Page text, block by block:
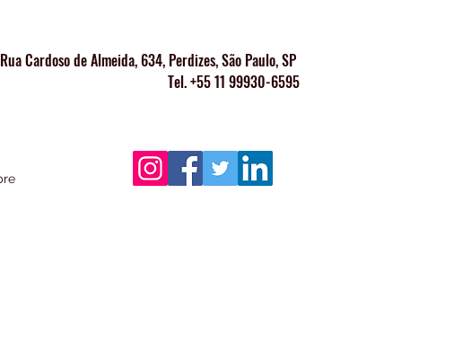
Rua Cardoso de Almeida, 634, Perdizes, São Paulo, SP
Tel. +55 11 99930-6595